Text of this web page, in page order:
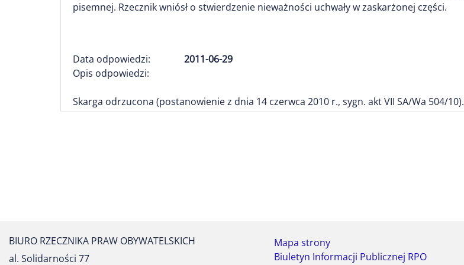
pisemnej. Rzecznik wniósł o stwierdzenie nieważności uchwały w zaskarżonej części.
Data odpowiedzi:
2011-06-29
Opis odpowiedzi:
Skarga odrzucona (postanowienie z dnia 14 czerwca 2010 r., sygn. akt VII SA/Wa 504/10).
BIURO RZECZNIKA PRAW OBYWATELSKICH
al. Solidarności 77
Mapa strony
Biuletyn Informacji Publicznej RPO